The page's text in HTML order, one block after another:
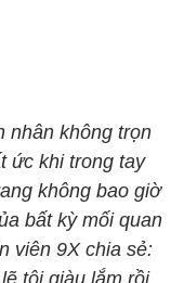
nhân không trọn
ức khi trong tay
không bao giờ
bất kỳ mối quan
viên 9X chia sẻ:
tôi giàu lắm rồi